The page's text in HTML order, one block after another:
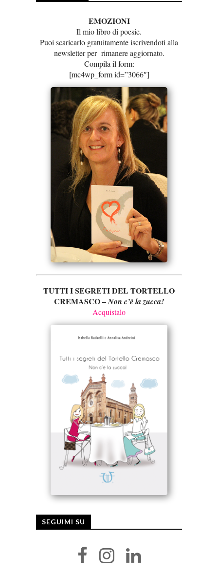
EMOZIONI
Il mio libro di poesie.
Puoi scaricarlo gratuitamente iscrivendoti alla
newsletter per rimanere aggiornato.
Compila il form:
[mc4wp_form id=”3066″]
TUTTI I SEGRETI DEL TORTELLO
CREMASCO –Non c’è la zucca!
Acquistalo
SEGUIMI SU